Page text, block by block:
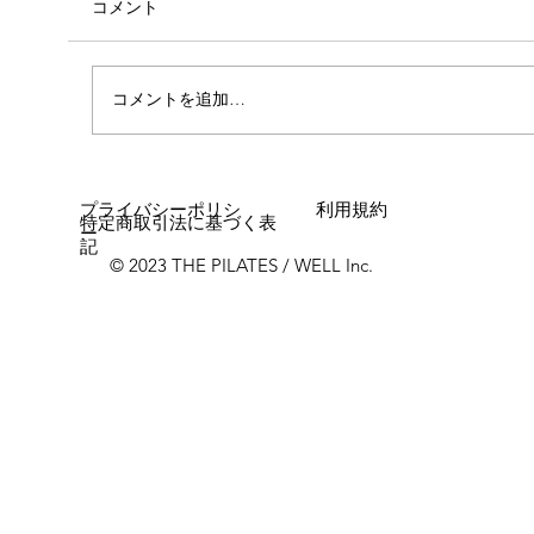
心斎橋店 店長就任！！
コメント
コメントを追加…
© 2023 THE PILATES / WELL Inc.
プライバシーポリシ
ー
利用規約
特定商取引法に基づく表
記